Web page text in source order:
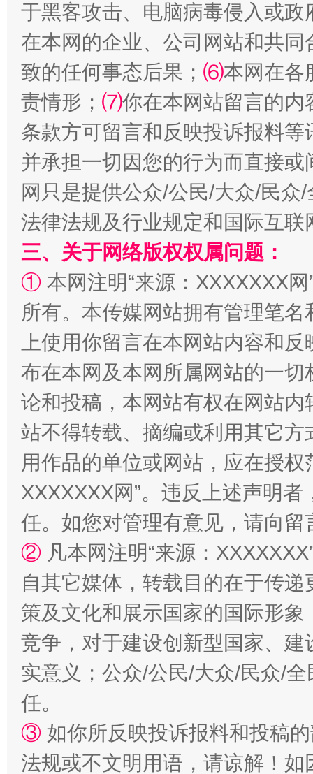
从幼儿园到大学，有这些资助 “
事关残疾人未来5年
规模最大的光氢储一体化项目 走
镜头丨大暑三秋近 山西：
于黑客攻击、电脑病毒侵入或
在本网的企业、公司网站和共
致的任何事态后果； ⑹本网在各
责情形； ⑺你在本网站留言的内
条款方可留言和反映投诉报料
并承担一切因您的行为而直接
网只是提供公众/公民/大众/民
法律法规及行业规定和国际互
三、关于网络版权权属问题：
① 本网注明“来源：XXXXXXX
所有。本传媒网站拥有管理笔
上使用你留言在本网站内容和
布在本网及本网所属网站的一
论和投稿，本网站有权在网站
站不得转载、摘编或利用其它
用作品的单位或网站，应在授
XXXXXXX网”。违反上述声明
任。如您对管理有意见，请向
② 凡本网注明“来源：
自其它媒体，转载目的在于传
策及文化和展示国家的国际形
竞争，对于建设创新型国家、
实意义；公众/公民/大众/民众/
任。
③ 如你所反映投诉报料和投稿
法规或不文明用语，请谅解！